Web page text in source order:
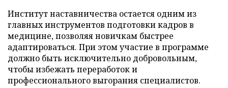
Институт наставничества остается одним из
главных инструментов подготовки кадров в
медицине, позволяя новичкам быстрее
адаптироваться. При этом участие в программе
должно быть исключительно добровольным,
чтобы избежать переработок и
профессионального выгорания специалистов.